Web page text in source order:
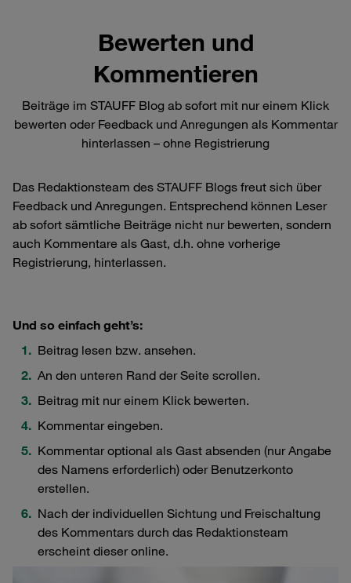
Bewerten und
Kommentieren
Beiträge im STAUFF Blog ab sofort mit nur einem Klick
bewerten oder Feedback und Anregungen als Kommentar
hinterlassen – ohne Registrierung
Das Redaktionsteam des STAUFF Blogs freut sich über
Feedback und Anregungen. Entsprechend können Leser
ab sofort sämtliche Beiträge nicht nur bewerten, sondern
auch Kommentare als Gast, d.h. ohne vorherige
Registrierung, hinterlassen.
Und so einfach geht’s:
Beitrag lesen bzw. ansehen.
An den unteren Rand der Seite scrollen.
Beitrag mit nur einem Klick bewerten.
Kommentar eingeben.
Kommentar optional als Gast absenden (nur Angabe
des Namens erforderlich) oder Benutzerkonto
erstellen.
Nach der individuellen Sichtung und Freischaltung
des Kommentars durch das Redaktionsteam
erscheint dieser online.